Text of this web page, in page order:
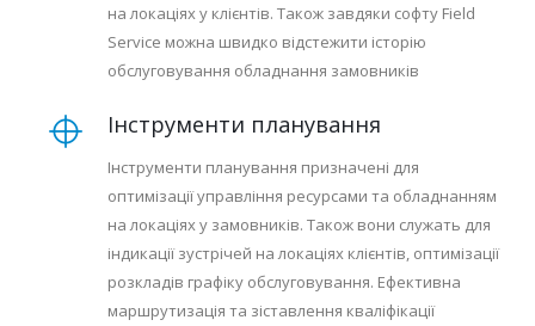
на локаціях у клієнтів. Також завдяки софту Field
Service можна швидко відстежити історію
обслуговування обладнання замовників
Інструменти планування
Інструменти планування призначені для
оптимізації управління ресурсами та обладнанням
на локаціях у замовників. Також вони служать для
індикації зустрічей на локаціях клієнтів, оптимізації
розкладів графіку обслуговування. Ефективна
маршрутизація та зіставлення кваліфікації